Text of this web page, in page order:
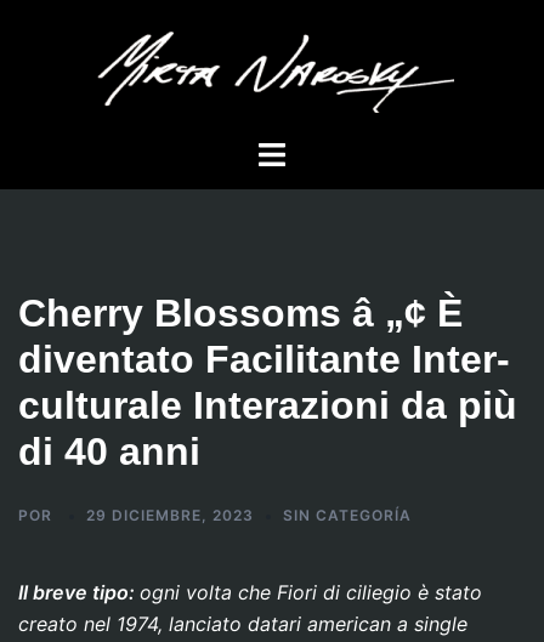
Alternar
Cherry Blossoms â „¢ È
diventato Facilitante Inter-
culturale Interazioni da più
di 40 anni
POR 29 DICIEMBRE, 2023 SIN CATEGORÍA
Il breve tipo: ogni volta che Fiori di ciliegio è stato
creato nel 1974, lanciato datari american a single